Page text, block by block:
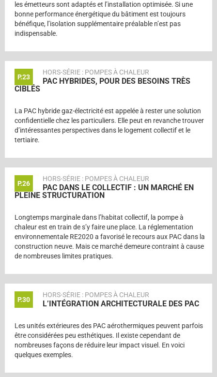
les émetteurs sont adaptés et l’installation optimisée. Si une
bonne performance énergétique du bâtiment est toujours
bénéfique, l’isolation supplémentaire préalable n’est pas
indispensable.
P.23
HORS-SÉRIE : POMPES À CHALEUR
PAC HYBRIDES, POUR DES BESOINS TRÈS
CIBLÉS
La PAC hybride gaz-électricité est appelée à rester une solution
confidentielle chez les particuliers. Elle peut en revanche trouver
d’intéressantes perspectives dans le logement collectif et le
tertiaire.
P.26
HORS-SÉRIE : POMPES À CHALEUR
PAC DANS LE COLLECTIF : UN MARCHÉ EN
PLEINE STRUCTURATION
Longtemps marginale dans l’habitat collectif, la pompe à
chaleur est en train de s’y faire une place. La réglementation
environnementale RE2020 a favorisé le recours aux PAC dans la
construction neuve. Mais ce marché demeure contraint à cause
de nombreuses limites pratiques.
P.30
HORS-SÉRIE : POMPES À CHALEUR
L’INTÉGRATION ARCHITECTURALE DES PAC
Les unités extérieures des PAC aérothermiques peuvent parfois
être considérées peu esthétiques. Il existe cependant de
nombreuses façons de réduire leur impact visuel. En voici
quelques exemples.